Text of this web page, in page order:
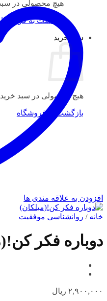
هیچ محصولی در
بازگشت به
سبد خرید
هیچ محصولی در سبد
بازگشت به فروشگاه
افزودن به علاقه مندی ها
خانه / روانشناسی موفقیت
دوباره فکر
۲,۹۰۰,۰۰۰ ریال